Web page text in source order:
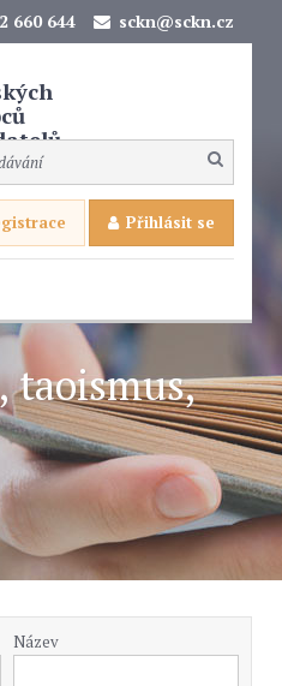
660 644 sckn@sckn.cz
Přihlásit se
taoismus,
Název